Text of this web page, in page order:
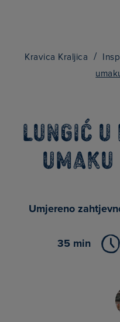
Kravica Kraljica /
Lungić
Umjereno
35 min